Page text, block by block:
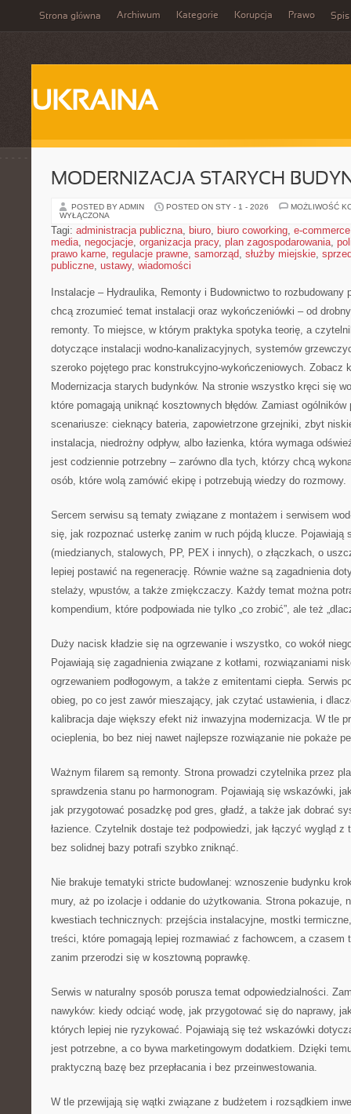
Strona główna Archiwum Kategorie Korupcja Prawo Spis
UKRAINA
MODERNIZACJA STARYCH
POSTED BY ADMIN POSTED ON STY - 1 - 2026
MOŻLIWOŚĆ
WYŁĄCZONA
Tagi: administracja publiczna, biuro, biuro coworking, e-commerce
media, negocjacje, organizacja pracy, plan zagospodarowania,
prawo karne, regulacje prawne, samorząd, służby miejskie,
publiczne, ustawy, wiadomości
Instalacje – Hydraulika, Remonty i Budownictwo to rozbudowany
chcą zrozumieć temat instalacji oraz wykończeniówki – od
remonty. To miejsce, w którym praktyka spotyka teorię, a
dotyczące instalacji wodno-kanalizacyjnych, systemów
szeroko pojętego prac konstrukcyjno-wykończeniowych. Zobacz
Modernizacja starych budynków. Na stronie wszystko kręci się
które pomagają uniknąć kosztownych błędów. Zamiast ogólników
scenariusze: cieknący bateria, zapowietrzone grzejniki, zbyt
instalacja, niedrożny odpływ, albo łazienka, która wymaga
jest codziennie potrzebny – zarówno dla tych, którzy chcą
osób, które wolą zamówić ekipę i potrzebują wiedzy do rozmowy.
Sercem serwisu są tematy związane z montażem i serwisem
się, jak rozpoznać usterkę zanim w ruch pójdą klucze. Pojawiają
(miedzianych, stalowych, PP, PEX i innych), o złączkach, o
lepiej postawić na regenerację. Równie ważne są zagadnienia
stelaży, wpustów, a także zmiękczaczy. Każdy temat można
kompendium, które podpowiada nie tylko „co zrobić”, ale też
Duży nacisk kładzie się na ogrzewanie i wszystko, co wokół
Pojawiają się zagadnienia związane z kotłami, rozwiązaniami
ogrzewaniem podłogowym, a także z emitentami ciepła. Serwis
obieg, po co jest zawór mieszający, jak czytać ustawienia, i
kalibracja daje większy efekt niż inwazyjna modernizacja. W tle
ocieplenia, bo bez niej nawet najlepsze rozwiązanie nie pokaże
Ważnym filarem są remonty. Strona prowadzi czytelnika przez
sprawdzenia stanu po harmonogram. Pojawiają się wskazówki,
jak przygotować posadzkę pod gres, gładź, a także jak dobrać
łazience. Czytelnik dostaje też podpowiedzi, jak łączyć wygląd z
bez solidnej bazy potrafi szybko zniknąć.
Nie brakuje tematyki stricte budowlanej: wznoszenie budynku
mury, aż po izolacje i oddanie do użytkowania. Strona pokazuje,
kwestiach technicznych: przejścia instalacyjne, mostki
treści, które pomagają lepiej rozmawiać z fachowcem, a czasem
zanim przerodzi się w kosztowną poprawkę.
Serwis w naturalny sposób porusza temat odpowiedzialności.
nawyków: kiedy odciąć wodę, jak przygotować się do naprawy,
których lepiej nie ryzykować. Pojawiają się też wskazówki
jest potrzebne, a co bywa marketingowym dodatkiem. Dzięki
praktyczną bazę bez przepłacania i bez przeinwestowania.
W tle przewijają się wątki związane z budżetem i rozsądkiem